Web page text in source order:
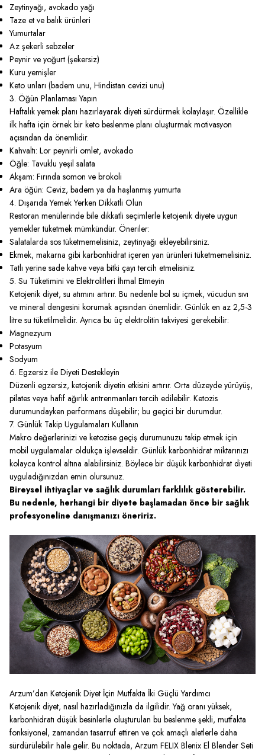
Zeytinyağı, avokado yağı
Taze et ve balık ürünleri
Yumurtalar
Az şekerli sebzeler
Peynir ve yoğurt (şekersiz)
Kuru yemişler
Keto unları (badem unu, Hindistan cevizi unu)
3. Öğün Planlaması Yapın
Haftalık yemek planı hazırlayarak diyeti sürdürmek kolaylaşır. Özellikle
ilk hafta için örnek bir keto beslenme planı oluşturmak motivasyon
açısından da önemlidir.
Kahvaltı: Lor peynirli omlet, avokado
Öğle: Tavuklu yeşil salata
Akşam: Fırında somon ve brokoli
Ara öğün: Ceviz, badem ya da haşlanmış yumurta
4. Dışarıda Yemek Yerken Dikkatli Olun
Restoran menülerinde bile dikkatli seçimlerle ketojenik diyete uygun
yemekler tüketmek mümkündür. Öneriler:
Salatalarda sos tüketmemelisiniz, zeytinyağı ekleyebilirsiniz.
Ekmek, makarna gibi karbonhidrat içeren yan ürünleri tüketmemelisiniz.
Tatlı yerine sade kahve veya bitki çayı tercih etmelisiniz.
5. Su Tüketimini ve Elektrolitleri İhmal Etmeyin
Ketojenik diyet, su atımını artırır. Bu nedenle bol su içmek, vücudun sıvı
ve mineral dengesini korumak açısından önemlidir. Günlük en az 2,5-3
litre su tüketilmelidir. Ayrıca bu üç elektrolitin takviyesi gerekebilir:
Magnezyum
Potasyum
Sodyum
6. Egzersiz ile Diyeti Destekleyin
Düzenli egzersiz, ketojenik diyetin etkisini artırır. Orta düzeyde yürüyüş,
pilates veya hafif ağırlık antrenmanları tercih edilebilir. Ketozis
durumundayken performans düşebilir; bu geçici bir durumdur.
7. Günlük Takip Uygulamaları Kullanın
Makro değerlerinizi ve ketozise geçiş durumunuzu takip etmek için
mobil uygulamalar oldukça işlevseldir. Günlük karbonhidrat miktarınızı
kolayca kontrol altına alabilirsiniz. Böylece bir düşük karbonhidrat diyeti
uyguladığınızdan emin olursunuz.
Bireysel ihtiyaçlar ve sağlık durumları farklılık gösterebilir.
Bu nedenle, herhangi bir diyete başlamadan önce bir sağlık
profesyoneline danışmanızı öneririz.
Arzum’dan Ketojenik Diyet İçin Mutfakta İki Güçlü Yardımcı
Ketojenik diyet, nasıl hazırladığınızla da ilgilidir. Yağ oranı yüksek,
karbonhidratı düşük besinlerle oluşturulan bu beslenme şekli, mutfakta
fonksiyonel, zamandan tasarruf ettiren ve çok amaçlı aletlerle daha
sürdürülebilir hale gelir. Bu noktada, Arzum FELIX Blenix El Blender Seti